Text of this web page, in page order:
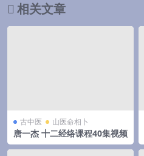
相关文章
古中医 山医命相卜
唐一杰 十二经络课程40集视频